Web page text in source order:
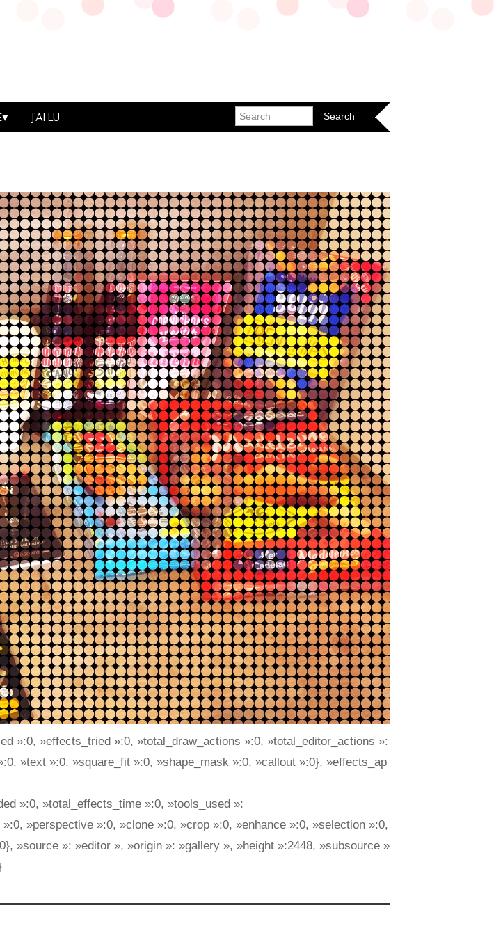
J’AI LU
»:0, »effects_tried »:0, »total_draw_actions »:0, »total_editor_actions »:
»text »:0, »square_fit »:0, »shape_mask »:0, »callout »:0}, »effects_ap
»:0, »total_effects_time »:0, »tools_used »:
»perspective »:0, »clone »:0, »crop »:0, »enhance »:0, »selection »:0,
»source »: »editor », »origin »: »gallery », »height »:2448, »subsource »